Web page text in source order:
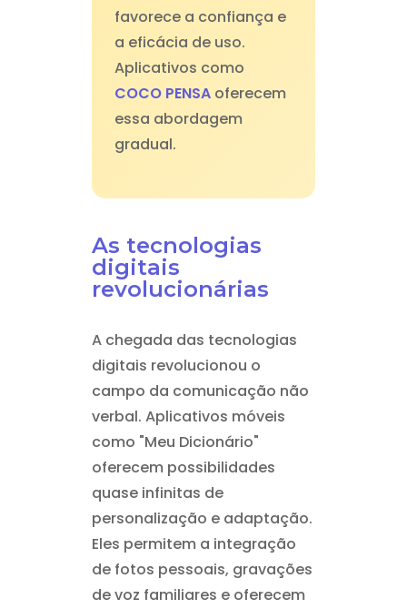
favorece a confiança e
a eficácia de uso.
Aplicativos como
COCO PENSAoferecem
essa abordagem
gradual.
As tecnologias
digitais
revolucionárias
A chegada das tecnologias
digitais revolucionou o
campo da comunicação não
verbal. Aplicativos móveis
como "Meu Dicionário"
oferecem possibilidades
quase infinitas de
personalização e adaptação.
Eles permitem a integração
de fotos pessoais, gravações
de voz familiares e oferecem